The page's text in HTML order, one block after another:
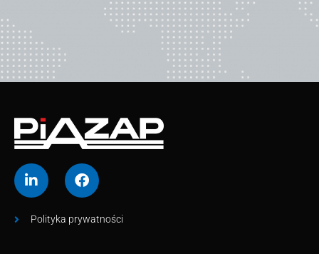
Polityka prywatności